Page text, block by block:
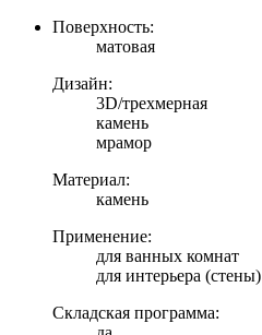
Поверхность:
матовая
Дизайн:
3D/трехмерная
камень
мрамор
Материал:
камень
Применение:
для ванных комнат
для интерьера (стены)
Складская программа: